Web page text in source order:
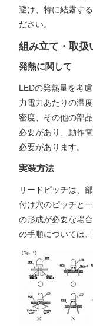
避け、特に結露す
ださい。
組み立て・取扱
発熱に関して
LEDの発熱量を考
力電力あたりの温
密度、その他の部
必要があり、動作
必要があります。
実装方法
リードピッチは、
付け穴のピッチと
の形成が必要な場
の手順については